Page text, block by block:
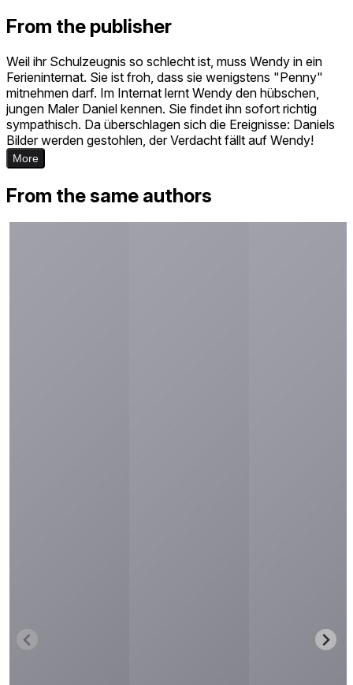
From the publisher
Weil ihr Schulzeugnis so schlecht ist, muss Wendy in ein
Ferieninternat. Sie ist froh, dass sie wenigstens "Penny"
mitnehmen darf. Im Internat lernt Wendy den hübschen,
jungen Maler Daniel kennen. Sie findet ihn sofort richtig
sympathisch. Da überschlagen sich die Ereignisse: Daniels
Bilder werden gestohlen, der Verdacht fällt auf Wendy!
More
From the same authors